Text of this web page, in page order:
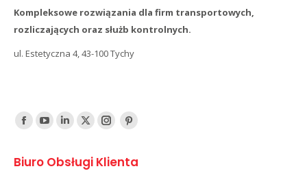
Kompleksowe rozwiązania dla firm transportowych,
rozliczających oraz służb kontrolnych.
ul. Estetyczna 4, 43-100 Tychy
Find us on:
FacebookYouTube
LinkedTwitterInstagramPinterest
Biuro Obsługi Klienta